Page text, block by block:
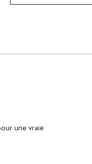
une vraie